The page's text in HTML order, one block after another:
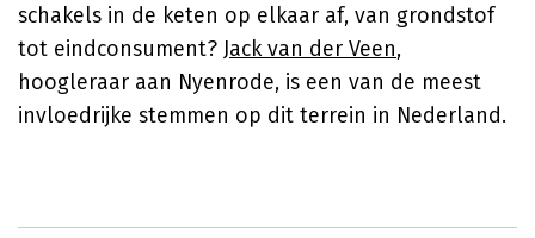
schakels in de keten op elkaar af, van grondstof
tot eindconsument? Jack van der Veen,
hoogleraar aan Nyenrode, is een van de meest
invloedrijke stemmen op dit terrein in Nederland.